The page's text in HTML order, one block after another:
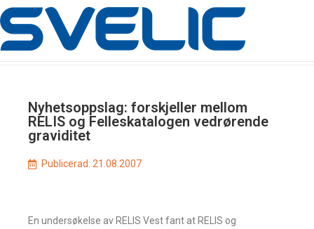
Nyhetsoppslag: forskjeller mellom
RELIS og Felleskatalogen vedrørende
graviditet
Publicerad: 21.08.2007
En undersøkelse av RELIS Vest fant at RELIS og